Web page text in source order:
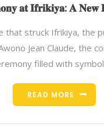
𝐚𝐭 𝐈𝐟𝐫𝐢𝐤𝐢𝐲𝐚: 𝐀
that struck Ifrikiya, the
Jean Claude, the
filled with
READ MORE